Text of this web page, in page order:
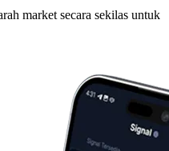
market secara sekilas untuk